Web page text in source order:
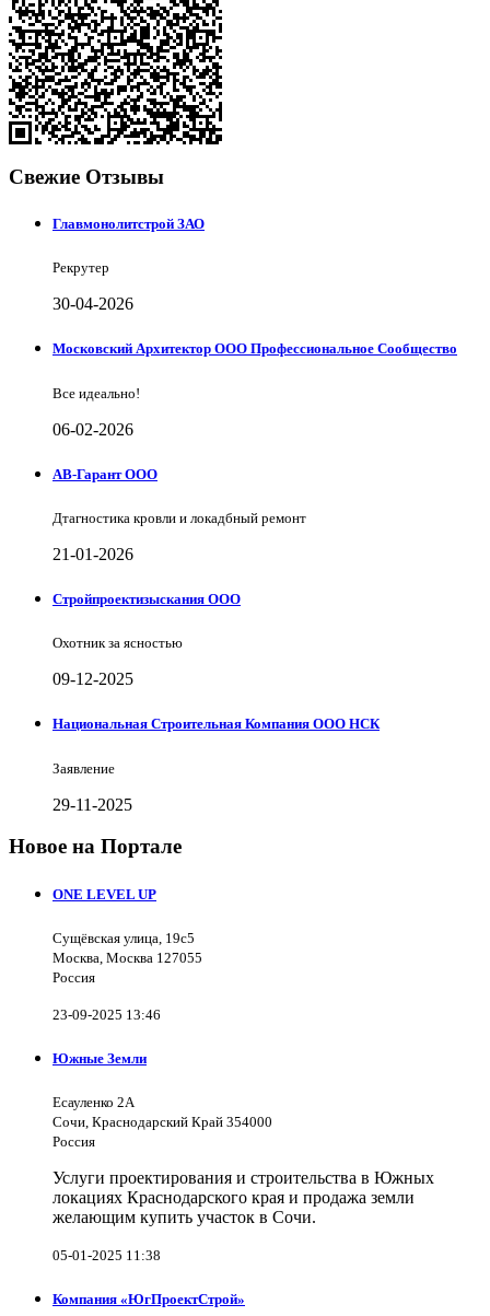
Свежие Отзывы
Главмонолитстрой ЗАО
Рекрутер
30-04-2026
Московский Архитектор ООО Профессиональное Сообщество
Все идеально!
06-02-2026
АВ-Гарант ООО
Дтагностика кровли и локадбный ремонт
21-01-2026
Стройпроектизыскания ООО
Охотник за ясностью
09-12-2025
Национальная Строительная Компания ООО НСК
Заявление
29-11-2025
Новое на Портале
ONE LEVEL UP
Сущёвская улица, 19с5
Москва, Москва 127055
Россия
23-09-2025 13:46
Южные Земли
Есауленко 2А
Сочи, Краснодарский Край 354000
Россия
Услуги проектирования и строительства в Южных
локациях Краснодарского края и продажа земли
желающим купить участок в Сочи.
05-01-2025 11:38
Компания «ЮгПроектСтрой»